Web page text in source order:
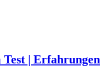
| Erfahrungen